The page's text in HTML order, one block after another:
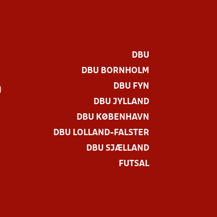
DBU
DBU BORNHOLM
DBU FYN
DBU JYLLAND
DBU KØBENHAVN
DBU LOLLAND-FALSTER
DBU SJÆLLAND
FUTSAL